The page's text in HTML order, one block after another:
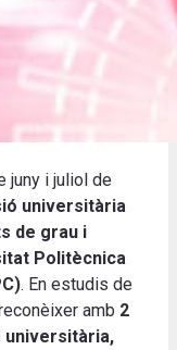
juny i juliol de
universitària
de grau i
Politècnica
. En estudis de
amb 2
universitària,